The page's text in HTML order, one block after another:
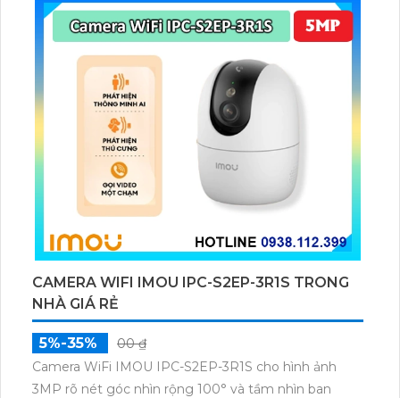
CAMERA WIFI IMOU IPC-S2EP-3R1S TRONG
NHÀ GIÁ RẺ
5%-35%
00 ₫
Camera WiFi IMOU IPC-S2EP-3R1S cho hình ảnh
3MP rõ nét góc nhìn rộng 100° và tầm nhìn ban